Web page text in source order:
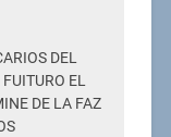
DEL
EL
DE LA FAZ